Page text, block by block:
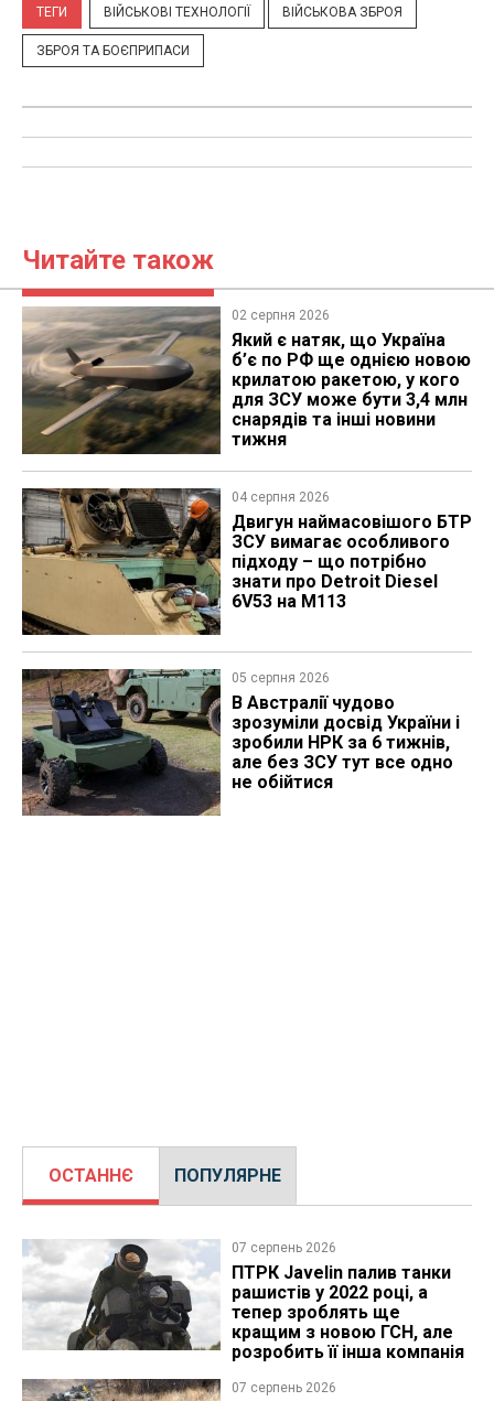
ТЕГИ ВІЙСЬКОВІ ТЕХНОЛОГІЇ ВІЙСЬКОВА ЗБРОЯ
ЗБРОЯ ТА БОЄПРИПАСИ
Читайте також
02 серпня 2026
Який є натяк, що Україна
б’є по РФ ще однією новою
крилатою ракетою, у кого
для ЗСУ може бути 3,4 млн
снарядів та інші новини
тижня
04 серпня 2026
​Двигун наймасовішого БТР
ЗСУ вимагає особливого
підходу – що потрібно
знати про Detroit Diesel
6V53 на M113
05 серпня 2026
В Австралії чудово
зрозуміли досвід України і
зробили НРК за 6 тижнів,
але без ЗСУ тут все одно
не обійтися
ОСТАННЄ ПОПУЛЯРНЕ
07 серпень 2026
ПТРК Javelin палив танки
рашистів у 2022 році, а
тепер зроблять ще
кращим з новою ГСН, але
розробить її інша компанія
07 серпень 2026